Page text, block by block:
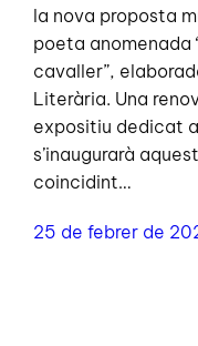
la nova proposta
poeta anomenada
cavaller”,
Literària. Una
expositiu dedicat
s’inaugurarà
coincidint…
25 de febrer de